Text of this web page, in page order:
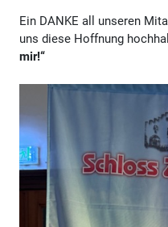
Ein DANKE all unseren
uns diese Hoffnung
mir!“